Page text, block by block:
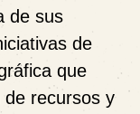
de sus
de
que
de recursos y